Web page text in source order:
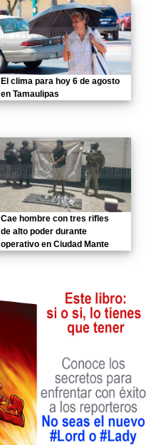
El clima para hoy 6 de agosto
en Tamaulipas
Cae hombre con tres rifles
de alto poder durante
operativo en Ciudad Mante